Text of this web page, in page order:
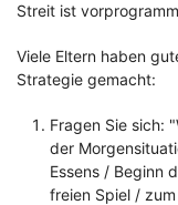
Streit ist
Viele Eltern haben
Strategie gemacht:
Fragen Sie sich:
der
Essens / Beginn
freien Spiel /